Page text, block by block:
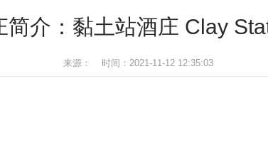
简介：黏土站酒庄 Clay
来源： 时间：2021-11-12 12:35:03